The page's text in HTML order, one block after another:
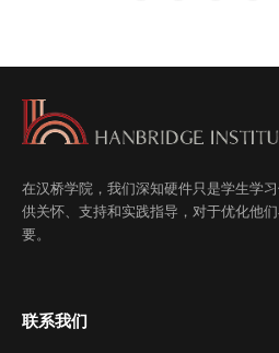
在汉桥学院，我们深知硬件只是学生学
供关怀、支持和实践指导，对于优化他
要。
联系我们